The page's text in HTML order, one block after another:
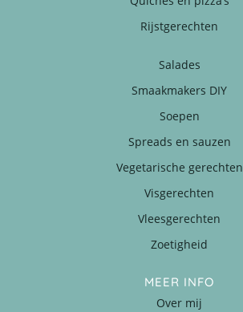
Rijstgerechten
Salades
Smaakmakers DIY
Soepen
Spreads en sauzen
Vegetarische gerechten
Visgerechten
Vleesgerechten
Zoetigheid
MEER INFO
Over mij